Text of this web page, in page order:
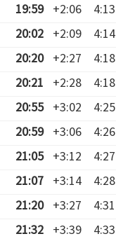
19:59 +2:06 4:13
20:02 +2:09 4:14
20:20 +2:27 4:18
20:21 +2:28 4:18
20:55 +3:02 4:25
20:59 +3:06 4:26
21:05 +3:12 4:27
21:07 +3:14 4:28
21:20 +3:27 4:31
21:32 +3:39 4:33